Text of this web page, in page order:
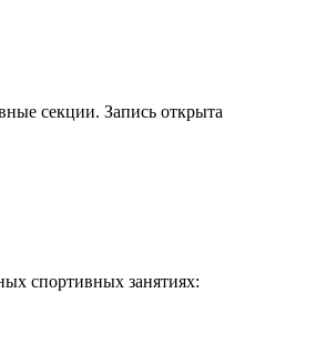
секции. Запись открыта
спортивных занятиях: